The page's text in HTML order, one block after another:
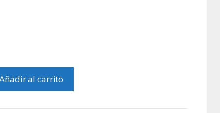
Añadir al carrito